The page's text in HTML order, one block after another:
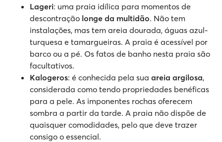
Lageri: uma praia idílica para momentos de
descontração longe da multidão. Não tem
instalações, mas tem areia dourada, águas azul-
turquesa e tamargueiras. A praia é acessível por
barco ou a pé. Os fatos de banho nesta praia são
facultativos.
Kalogeros: é conhecida pela sua areia argilosa,
considerada como tendo propriedades benéficas
para a pele. As imponentes rochas oferecem
sombra a partir da tarde. A praia não dispõe de
quaisquer comodidades, pelo que deve trazer
consigo o essencial.